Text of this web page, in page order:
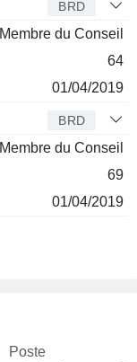
BRD
du Conseil
64
01/04/2019
BRD
du Conseil
69
01/04/2019
Poste